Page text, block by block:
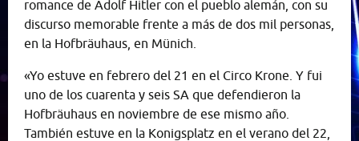
romance de Adolf Hitler con el pueblo alemán, con su
discurso memorable frente a más de dos mil personas,
en la Hofbräuhaus, en Münich.
«Yo estuve en febrero del 21 en el Circo Krone. Y fui
uno de los cuarenta y seis SA que defendieron la
Hofbräuhaus en noviembre de ese mismo año.
También estuve en la Konigsplatz en el verano del 22,